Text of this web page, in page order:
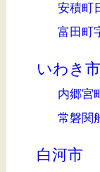
安積町
富田町
いわき市
内郷宮
常磐関
白河市